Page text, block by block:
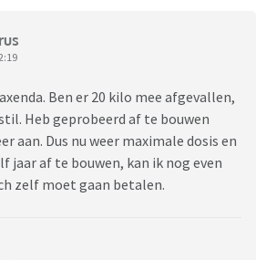
Ben er 20 kilo mee afgevallen,
Heb geprobeerd af te bouwen
aan. Dus nu weer maximale dosis en
jaar af te bouwen, kan ik nog even
zelf moet gaan betalen.